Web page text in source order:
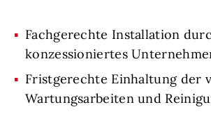
Fachgerechte Installation
konzessioniertes
Fristgerechte Einhaltung der
Wartungsarbeiten und